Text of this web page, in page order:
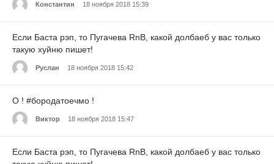
Константин 18 ноября 2018 15:39
Если Баста рэп, то Пугачева RnB, какой долбаеб у вас только
такую хуйню пишет!
Руслан 18 ноября 2018 15:42
О ! #бородатоечмо !
Виктор 18 ноября 2018 15:47
Если Баста рэп, то Пугачева RnB, какой долбаеб у вас только